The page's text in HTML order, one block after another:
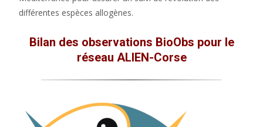
différentes espèces allogènes.
Bilan des observations BioObs pour le
réseau ALIEN-Corse